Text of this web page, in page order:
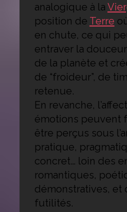
analogique à la
position de Terre
en chute, ce qui
entraver la
de la planète et
de “froideur”, de
retenue.
En revanche,
émotions peuvent
être perçus sous
pratique,
concret… loin des
romantiques,
démonstratives, et
futilités.